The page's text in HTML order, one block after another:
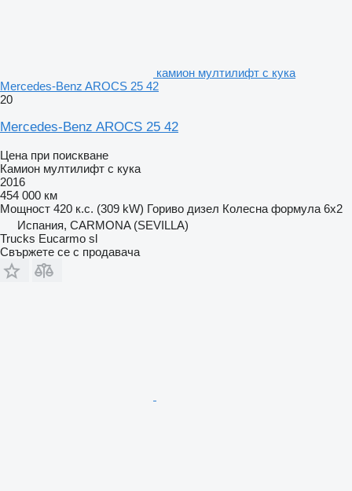
камион мултилифт с кука
Mercedes-Benz AROCS 25 42
20
Mercedes-Benz AROCS 25 42
Цена при поискване
Камион мултилифт с кука
2016
454 000 км
Мощност 420 к.с. (309 kW) Гориво дизел Колесна формула 6x2
Испания, CARMONA (SEVILLA)
Trucks Eucarmo sl
Свържете се с продавача